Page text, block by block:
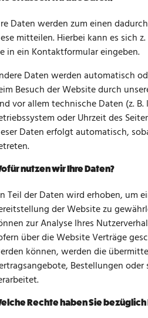
Daten werden zum einen
mitteilen. Hierbei kann es sich
in ein Kontaktformular eingeben.
Daten werden automatisch
Besuch der Website durch
vor allem technische Daten (z.
oder Uhrzeit des
Daten erfolgt automatisch,
nutzen wir Ihre Daten?
Teil der Daten wird erhoben, um
der Website zu
zur Analyse Ihres
über die Website Verträge
können, werden die
Bestellungen
Rechte haben Sie bezüglich